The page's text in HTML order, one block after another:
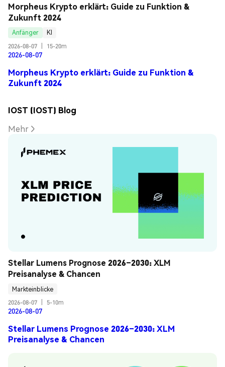
Morpheus Krypto erklärt: Guide zu Funktion &
Zukunft 2024
Anfänger
KI
2026-08-07
15-20m
2026-08-07
Morpheus Krypto erklärt: Guide zu Funktion &
Zukunft 2024
IOST (IOST) Blog
Mehr
Stellar Lumens Prognose 2026–2030: XLM
Preisanalyse & Chancen
Markteinblicke
2026-08-07
5-10m
2026-08-07
Stellar Lumens Prognose 2026–2030: XLM
Preisanalyse & Chancen